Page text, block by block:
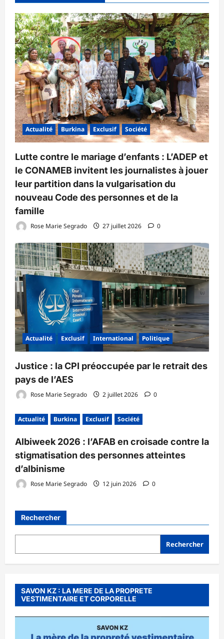
Actualité Burkina Exclusif Société
Lutte contre le mariage d’enfants : L’ADEP et
le CONAMEB invitent les journalistes à jouer
leur partition dans la vulgarisation du
nouveau Code des personnes et de la
famille
Rose Marie Segrado 27 juillet 2026 0
Actualité Exclusif International Politique
‎Justice : la CPI préoccupée par le retrait des
pays de l’AES ‎
Rose Marie Segrado 2 juillet 2026 0
Actualité Burkina Exclusif Société
Albiweek 2026 : l’AFAB en croisade contre la
stigmatisation des personnes atteintes
d’albinisme
Rose Marie Segrado 12 juin 2026 0
Rechercher
Rechercher
SAVON KZ : LA MERE DE LA PROPRETE
VESTIMENTAIRE ET CORPORELLE